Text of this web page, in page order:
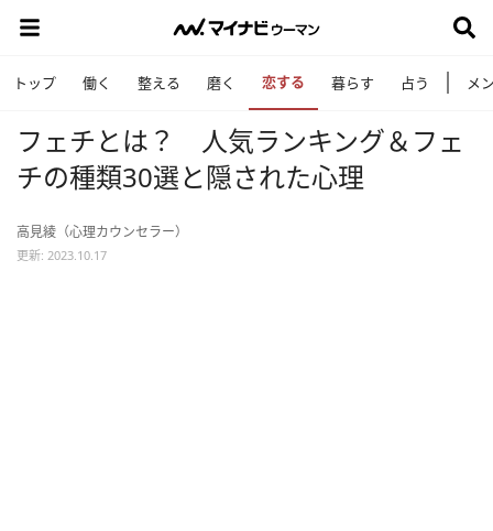
トップ 働く 整える 磨く 恋する 暮らす 占う メ
フェチとは？ 人気ランキング＆フェ
チの種類30選と隠された心理
高見綾（心理カウンセラー）
更新: 2023.10.17